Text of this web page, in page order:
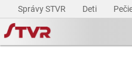
Správy STVR Deti